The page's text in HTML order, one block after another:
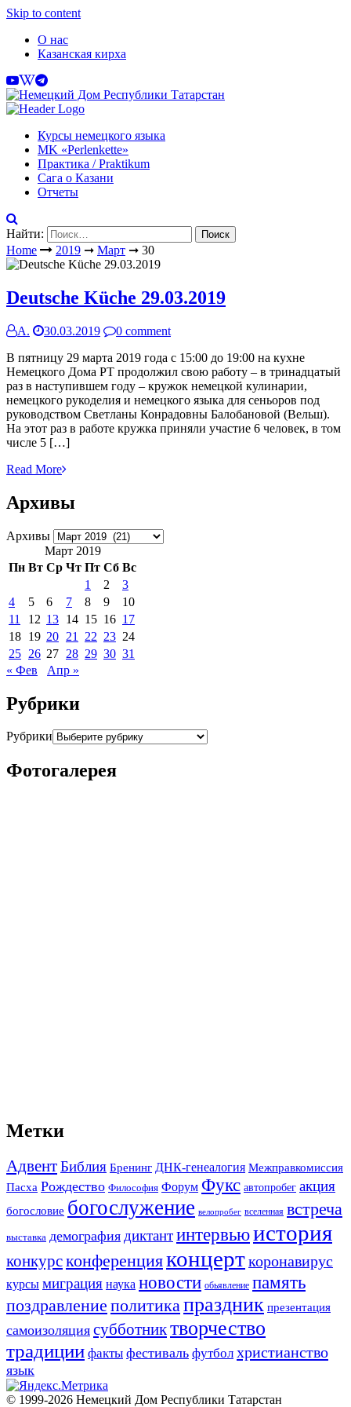
Skip to content
О нас
Казанская кирха
Курсы немецкого языка
МK «Perlenkette»
Практика / Praktikum
Сага о Казани
Отчеты
Найти:
Home
2019 ➞ Март ➞ 30
Deutsche Küche 29.03.2019
А. 30.03.2019
0 comment
В пятницу 29 марта 2019 года с 15:00 до 19:00 на кухне
Немецкого Дома РТ продолжил свою работу – в тринадцатый
раз в наступившем году – кружок немецкой кулинарии,
немецкого рукоделия и немецкого языка для сеньоров под
руководством Светланы Конрадовны Балобановой (Вельш).
На этот раз в работе кружка приняли участие 6 человек, в том
числе 5 […]
Read More
Архивы
Архивы
Март 2019
Пн Вт Ср Чт Пт Сб Вс
1
2
3
4
5 6 7 8 9
10
11
12 13 14 15 16 17
18 19 20 21 22 23 24
25 26 27 28 29 30 31
« Фев
Апр »
Рубрики
Рубрики
Фотогалерея
Метки
АдвентБиблия Бренинг ДНК-генеалогия Межправкомиссия
Пасха Рождество Философия Форум Фукс автопробег акция
богословие богослужение велопробег вселенная встреча
выставка демография диктантинтервьюистория
конкурсконференцияконцерткоронавирус
курсы миграция наука новости обьявление память
поздравление политикапраздник презентация
самоизоляция субботниктворчество
традиции факты фестиваль футбол христианство
язык
© 1999-2026 Немецкий Дом Республики Татарстан